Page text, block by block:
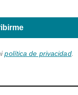
política de privacidad.